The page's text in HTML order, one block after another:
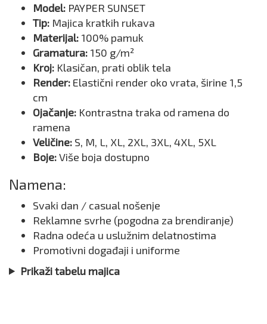
Model: PAYPER SUNSET
Tip: Majica kratkih rukava
Materijal: 100% pamuk
Gramatura: 150 g/m²
Kroj: Klasičan, prati oblik tela
Render: Elastični render oko vrata, širine 1,5
cm
Ojačanje: Kontrastna traka od ramena do
ramena
Veličine: S, M, L, XL, 2XL, 3XL, 4XL, 5XL
Boje:Više boja dostupno
Namena:
Svaki dan / casual nošenje
Reklamne svrhe (pogodna za brendiranje)
Radna odeća u uslužnim delatnostima
Promotivni događaji i uniforme
Prikaži tabelu majica